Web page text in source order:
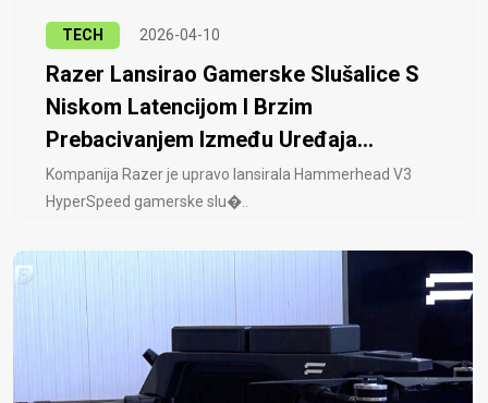
TECH 2026-04-10
Razer Lansirao Gamerske Slušalice S
Niskom Latencijom I Brzim
Prebacivanjem Između Uređaja...
Kompanija Razer je upravo lansirala Hammerhead V3
HyperSpeed ​​gamerske slu�..